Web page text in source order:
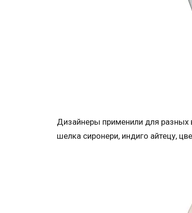
Дизайнеры применили для разных
шелка сиронери, индиго айтецу,